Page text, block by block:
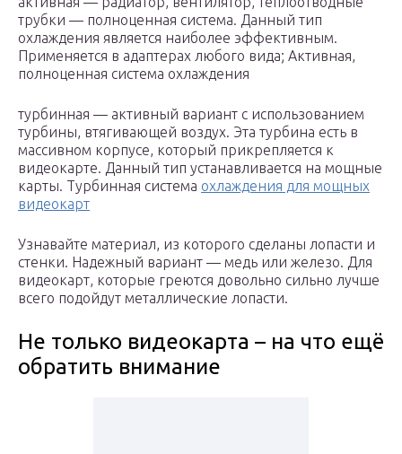
трубки — полноценная система. Данный тип
охлаждения является наиболее эффективным.
Применяется в адаптерах любого вида; Активная,
полноценная система охлаждения
турбинная — активный вариант с использованием
турбины, втягивающей воздух. Эта турбина есть в
массивном корпусе, который прикрепляется к
видеокарте. Данный тип устанавливается на мощные
карты. Турбинная система охлаждения для мощных
видеокарт
Узнавайте материал, из которого сделаны лопасти и
стенки. Надежный вариант — медь или железо. Для
видеокарт, которые греются довольно сильно лучше
всего подойдут металлические лопасти.
Не только видеокарта – на что ещё
обратить внимание